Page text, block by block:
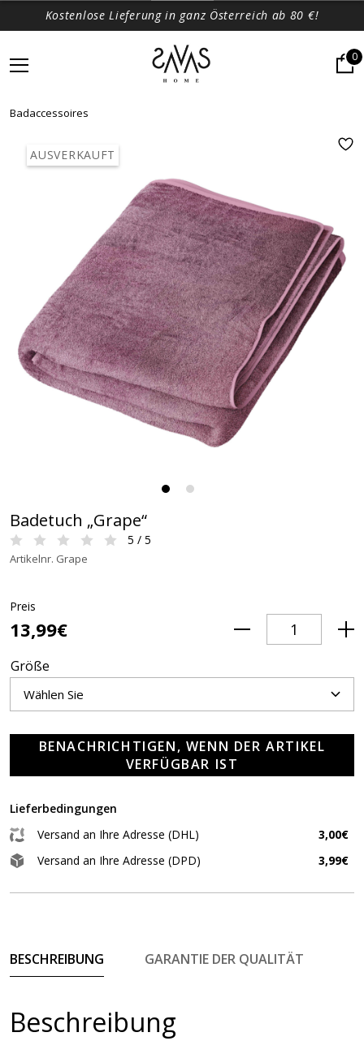
Kostenlose Lieferung in ganz Österreich ab 80 €!
0
Badaccessoires
AUSVERKAUFT
Badetuch „Grape“
5 / 5
Artikelnr. Grape
Preis
13,99€
Größe
BENACHRICHTIGEN, WENN DER ARTIKEL
VERFÜGBAR IST
Lieferbedingungen
Versand an Ihre Adresse (DHL)
3,00€
Versand an Ihre Adresse (DPD)
3,99€
BESCHREIBUNG GARANTIE DER QUALITÄT
Beschreibung